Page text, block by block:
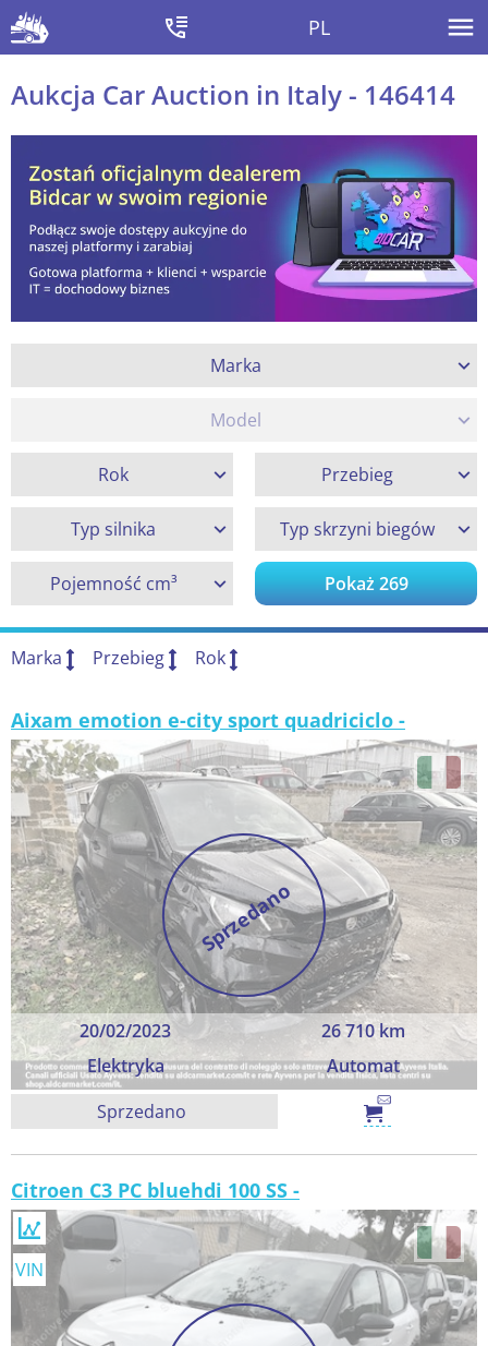
PL
Aukcja Car Auction in Italy - 146414
Marka
Model
Rok Przebieg
Typ silnika Typ skrzyni biegów
Pojemność cm³ Pokaż269
Marka Przebieg Rok
Aixam emotion e-city sport quadriciclo -
Sprzedano
20/02/2023
26 710 km
Elektryka
Automat
Sprzedano
Citroen C3 PC bluehdi 100 SS -
VIN